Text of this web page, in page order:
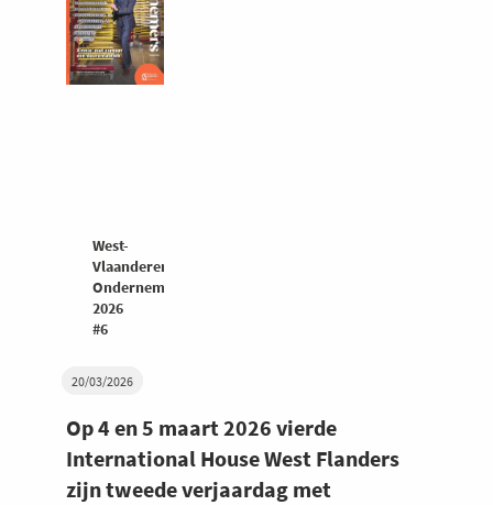
20/03/2026
Op 4 en 5 maart 2026 vierde
International House West Flanders
zijn tweede verjaardag met
West-
Vlaanderen
Ondernemers
2026
#6